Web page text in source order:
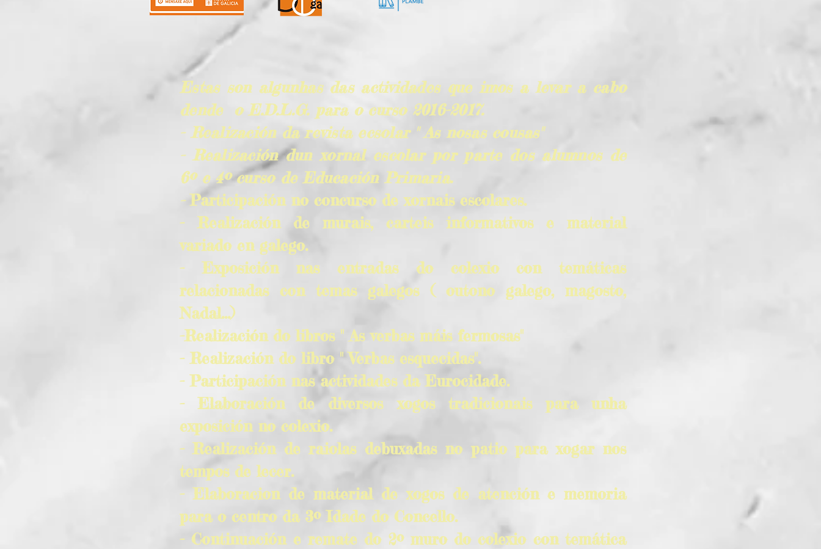
Estas son algunhas das actividades que imos a levar a cabo
dende o E.D.L.G. para o curso 2016-2017.
- Realización da revista ecsolar " As nosas cousas"
- Realización dun xornal escolar por parte dos alumnos de
6º e 4º curso de Educación Primaria.
-Participación no concurso de xornais escolares.
- Realización de murais, carteis informativos e material
variado en galego.
- Exposición nas entradas do colexio con temáticas
relacionadas con temas galegos ( outono galego, magosto,
Nadal...)
-Realización do libros " As verbas máis fermosas"
- Realización do libro " Verbas esquecidas".
- Participación nas actividades da Eurocidade.
- Elaboración de diversos xogos tradicionais para unha
exposición no colexio.
- Realización de raiolas debuxadas no patio para xogar nos
tempos de lecer.
- Elaboracion de material de xogos de atención e memoria
para o centro da 3º Idade do Concello.
- Continuación e remate do 2º muro do colexio con temática